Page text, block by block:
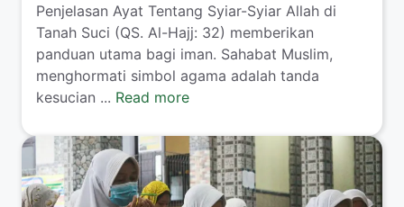
Penjelasan Ayat Tentang Syiar-Syiar Allah di
Tanah Suci (QS. Al-Hajj: 32) memberikan
panduan utama bagi iman. Sahabat Muslim,
menghormati simbol agama adalah tanda
kesucian ... Read more